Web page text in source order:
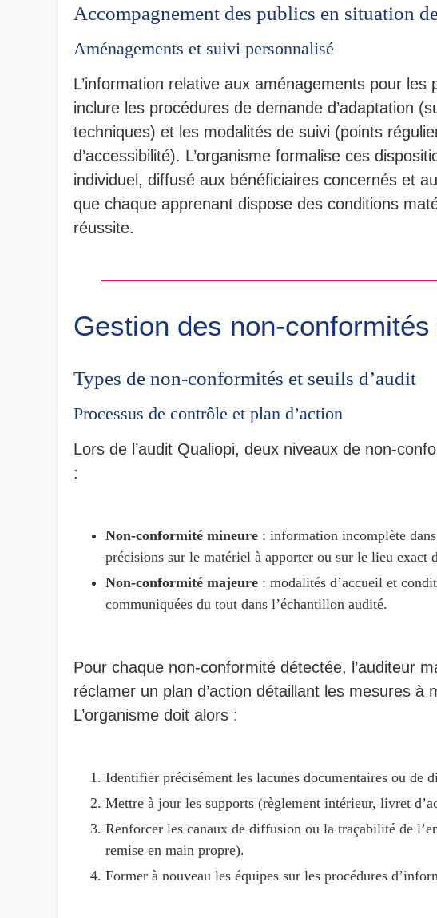
Accompagnement des publics en situation
Aménagements et suivi personnalisé
L’information relative aux aménagements pour
inclure les procédures de demande d’adaptation
techniques) et les modalités de suivi (points
d’accessibilité). L’organisme formalise ces
individuel, diffusé aux bénéficiaires concernés et
que chaque apprenant dispose des conditions
réussite.
Gestion des non-
Types de non-conformités et seuils d’audit
Processus de contrôle et plan d’action
Lors de l’audit Qualiopi, deux niveaux de non-
:
Non-conformité mineure : information incomplète
précisions sur le matériel à apporter ou sur le lieu exact
Non-conformité majeure : modalités d’accueil et
communiquées du tout dans l’échantillon audité.
Pour chaque non-conformité détectée, l’auditeur
réclamer un plan d’action détaillant les mesures
L’organisme doit alors :
Identifier précisément les lacunes documentaires ou de
Mettre à jour les supports (règlement intérieur, livret
Renforcer les canaux de diffusion ou la traçabilité de
remise en main propre).
Former à nouveau les équipes sur les procédures